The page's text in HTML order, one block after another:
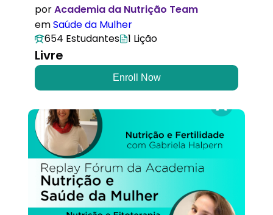
porAcademia da Nutrição Team
emSaúde da Mulher
654 Estudantes
1 Lição
Livre
Enroll Now